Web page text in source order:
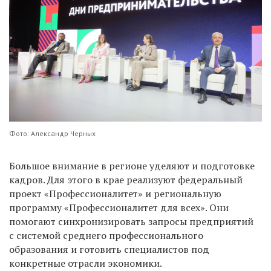
Фото: Александр Черных
Большое внимание в регионе уделяют и подготовке
кадров. Для этого в крае реализуют федеральный
проект «Профессионалитет» и региональную
программу «Профессионалитет для всех». Они
помогают синхронизировать запросы предприятий
с системой среднего профессионального
образования и готовить специалистов под
конкретные отрасли экономики.